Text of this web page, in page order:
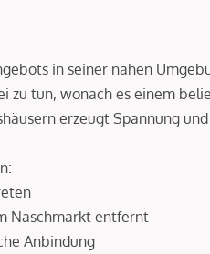
in seiner nahen
zu tun, wonach es einem
erzeugt Spannung
Naschmarkt entfernt
Anbindung